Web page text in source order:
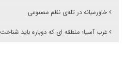
خاورمیانه در تله‌ی نظم مصنوعی
غرب آسیا؛ منطقه ای که دوباره باید شناخت